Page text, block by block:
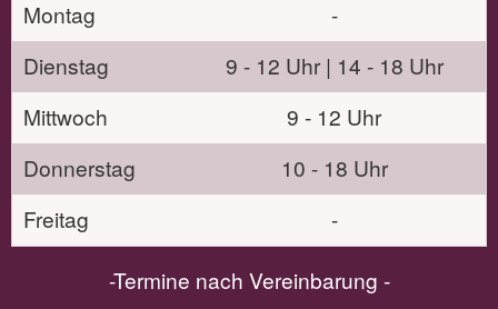
Montag
-
Dienstag
9 - 12 Uhr | 14 - 18 Uhr
Mittwoch
9 - 12 Uhr
Donnerstag
10 - 18 Uhr
Freitag
-
-Termine nach Vereinbarung -